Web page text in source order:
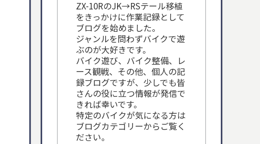
ZX-10RのJK→RSテール移植
をきっかけに作業記録として
ブログを始めました。
ジャンルを問わずバイクで遊
ぶのが大好きです。
バイク遊び、バイク整備、レ
ース観戦、その他、個人の記
録ブログですが、少しでも皆
さんの役に立つ情報が発信で
きれば幸いです。
特定のバイクが気になる方は
ブログカテゴリーからご覧く
ださい。